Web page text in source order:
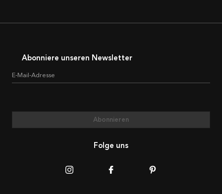
Abonniere unseren Newsletter
E-Mail-Adresse
Abonnieren
Folge uns